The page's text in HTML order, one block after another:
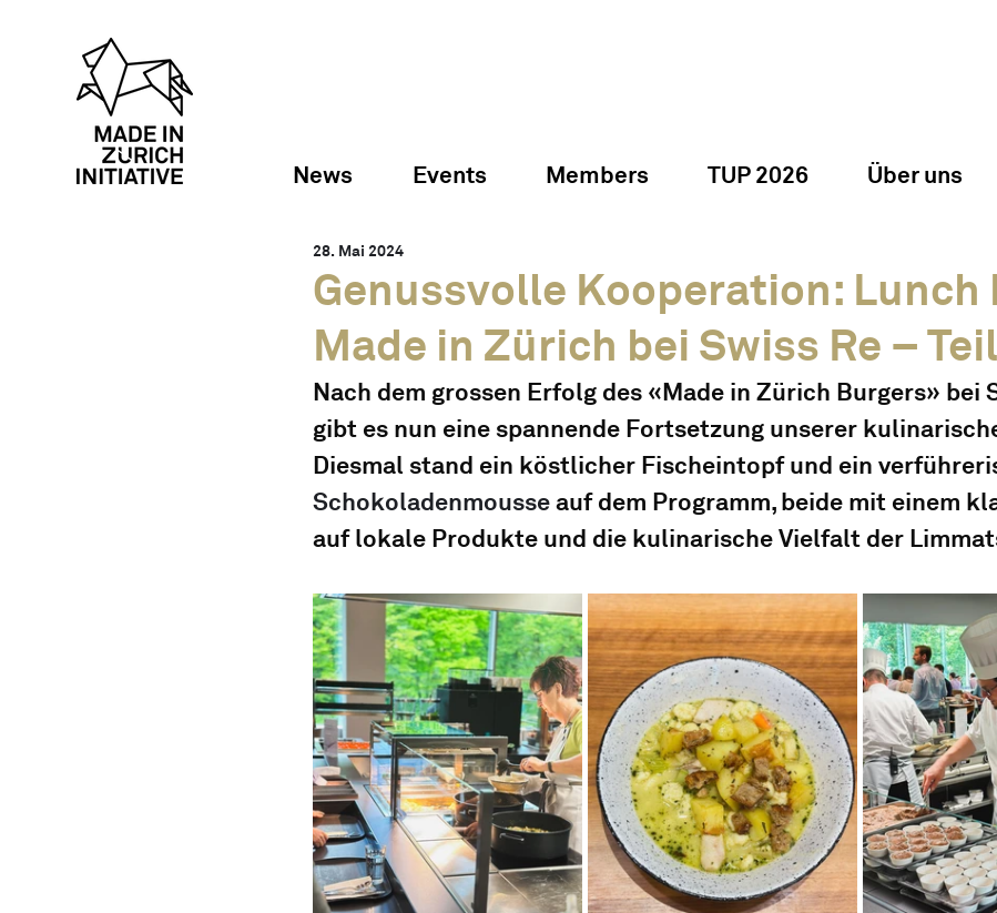
News Events Members TUP 2026 Über uns
Genussvolle Kooperation: Lunch
Made in Zürich bei Swiss Re –
28. Mai 2024
Nach dem grossen Erfolg des «Made in Zürich Burgers» bei
gibt es nun eine spannende Fortsetzung unserer
Diesmal stand ein köstlicher Fischeintopf und ein
Schokoladenmousse auf dem Programm, beide mit einem
auf lokale Produkte und die kulinarische Vielfalt der